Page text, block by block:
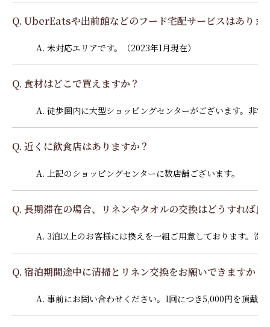
Q. UberEatsや出前館などのフード宅配サービスはありま
A. 未対応エリアです。（2023年1月現在）
Q. 食材はどこで買えますか？
A. 徒歩圏内に大型ショッピングセンターがございます。非
Q. 近くに飲食店はありますか？
A. 上記のショッピングセンターに数店舗ございます。
Q. 長期滞在の場合、リネンやタオルの交換はどうすれば良
A. 3泊以上のお客様には換えを一組ご用意しております。洗
Q. 宿泊期間途中に清掃とリネン交換をお願いできますか？
A. 事前にお問い合わせください。1回につき5,000円を頂戴